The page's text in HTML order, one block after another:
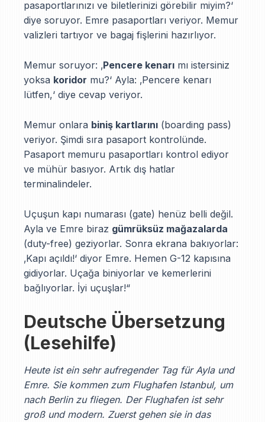
pasaportlarınızı ve biletlerinizi görebilir miyim?‘
diye soruyor. Emre pasaportları veriyor. Memur
valizleri tartıyor ve bagaj fişlerini hazırlıyor.
Memur soruyor: ‚Pencere kenarı mı istersiniz
yoksa koridor mu?‘ Ayla: ‚Pencere kenarı
lütfen,‘ diye cevap veriyor.
Memur onlara biniş kartlarını (boarding pass)
veriyor. Şimdi sıra pasaport kontrolünde.
Pasaport memuru pasaportları kontrol ediyor
ve mühür basıyor. Artık dış hatlar
terminalindeler.
Uçuşun kapı numarası (gate) henüz belli değil.
Ayla ve Emre biraz gümrüksüz mağazalarda
(duty-free) geziyorlar. Sonra ekrana bakıyorlar:
‚Kapı açıldı!‘ diyor Emre. Hemen G-12 kapısına
gidiyorlar. Uçağa biniyorlar ve kemerlerini
bağlıyorlar. İyi uçuşlar!“
Deutsche Übersetzung
(Lesehilfe)
Heute ist ein sehr aufregender Tag für Ayla und
Emre. Sie kommen zum Flughafen Istanbul, um
nach Berlin zu fliegen. Der Flughafen ist sehr
groß und modern. Zuerst gehen sie in das